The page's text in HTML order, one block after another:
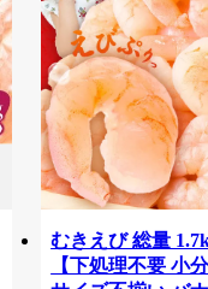
むきえび 総量
【下処理不要 小